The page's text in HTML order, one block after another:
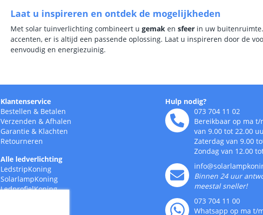
Laat u inspireren en ontdek de mogelijkheden
Met solar tuinverlichting combineert u gemak en sfeer in uw
accenten, er is altijd een passende oplossing. Laat u inspireren door de
eenvoudig en energiezuinig.
Klantenservice
Bestellen & Betalen
Verzenden & Afhalen
Garantie & Klachten
Retourneren
Alle ledverlichting
LedstripKoning
SolarlampKoning
LedprofielKoning
Hulp nodig?
073 704 11 02
Bereikbaar op ma t/
van 9.00 tot 22.00
Zaterdag van 9.00
Zondag van 12.00
Binnen 24 uur
meestal sneller!
073 704 11 00
Whatsapp op ma t/